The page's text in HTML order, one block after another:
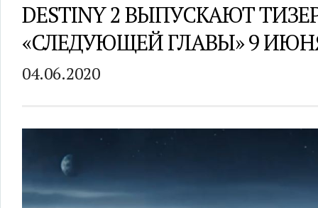
DESTINY 2 ВЫПУСКАЮТ
«СЛЕДУЮЩЕЙ ГЛАВЫ» 9
04.06.2020